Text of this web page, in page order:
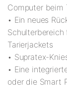
Computer beim
• Ein neues
Schulterbereich
Tarierjackets
• Supratex-
• Eine
oder die Smart